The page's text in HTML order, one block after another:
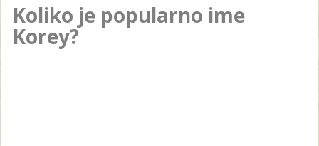
Koliko je popularno ime
Korey?